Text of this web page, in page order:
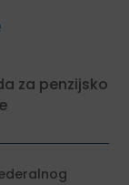
za penzijsko